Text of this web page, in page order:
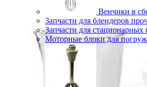
Венчики в
Запчасти для блендеров
Запчасти для стационарных
Моторные блоки для